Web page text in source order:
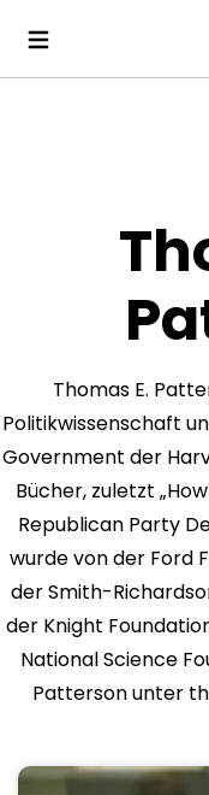
Thomas E.
Politikwissenschaft
Government der
Bücher, zuletzt
Republican Party
wurde von der Ford
der Smith-
der Knight
National Science
Patterson unter